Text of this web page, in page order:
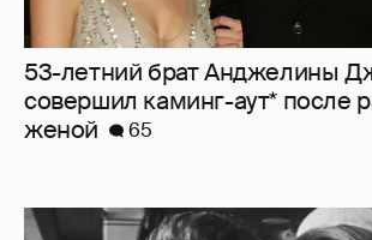
53-летний брат Анджелины
совершил каминг-аут* после
женой
65